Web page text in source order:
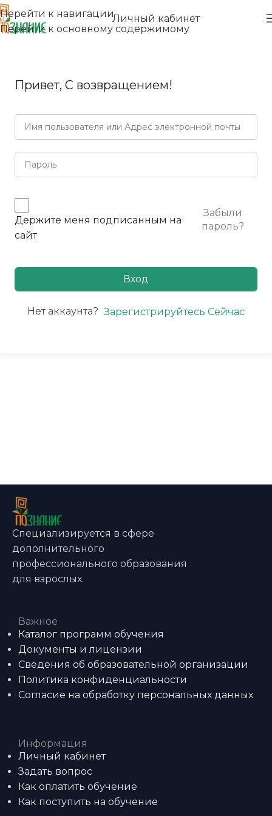
Перейти к навигации
Перейти к основному содержимому
Личный кабинет
Привет, С возвращением!
Держите меня подписанным на
сайт
Забыли
пароль?
Вход
Нет аккаунта? Зарегистрируйтесь Сейчас
Специализируется в сфере
дополнительного
профессионального образования
для взрослых.
Важное
Каталог программ обучения
Документы и лицензии
Сведения об образовательной организации
Политика конфиденциальности
Согласие на обработку персональных данных
Информация
Личный кабинет
Задать вопрос
Как оплатить обучение
Как поступить на обучение